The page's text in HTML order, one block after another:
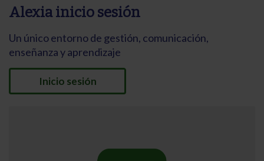
Alexia inicio sesión
Un único entorno de gestión, comunicación,
enseñanza y aprendizaje
Inicio sesión